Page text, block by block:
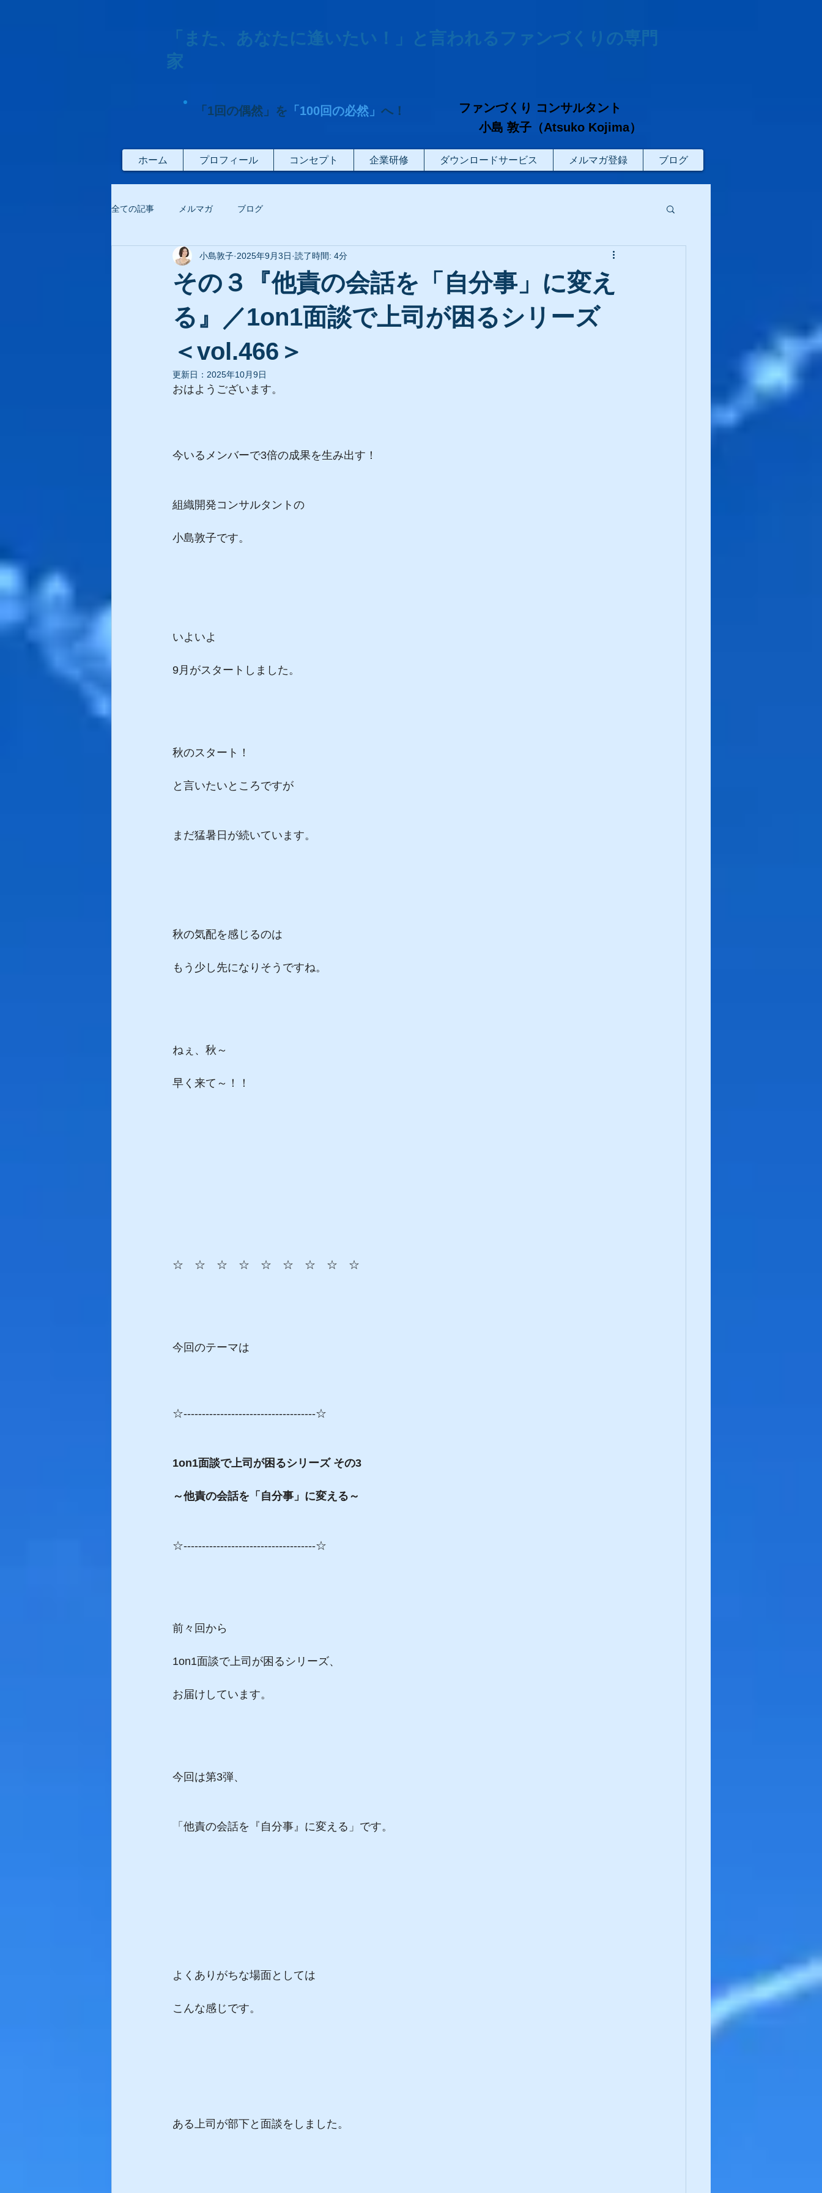
「また、あなたに逢いたい！」と言われるファンづくりの専門
家
「1回の偶然」を 「100回の必然」 へ！
ファンづくり コンサルタント
小島 敦子（Atsuko Kojima）
ホーム プロフィール コンセプト 企業研修 ダウンロードサービス メルマガ登録 ブログ
全ての記事 メルマガ ブログ
その３『他責の会話を「自分事」に変え
る』／1on1面談で上司が困るシリーズ
＜vol.466＞
小島敦子 2025年9月3日 読了時間: 4分
更新日： 2025年10月9日
おはようございます。
今いるメンバーで3倍の成果を生み出す！
組織開発コンサルタントの
小島敦子です。
いよいよ
9月がスタートしました。
秋のスタート！
と言いたいところですが
まだ猛暑日が続いています。
秋の気配を感じるのは
もう少し先になりそうですね。
ねぇ、秋～
早く来て～！！
☆　☆　☆　☆　☆　☆　☆　☆　☆
今回のテーマは
☆------------------------------------☆
1on1面談で上司が困るシリーズ その3
～他責の会話を「自分事」に変える～
☆------------------------------------☆
前々回から
1on1面談で上司が困るシリーズ、
お届けしています。
今回は第3弾、
「他責の会話を『自分事』に変える」です。
よくありがちな場面としては
こんな感じです。
ある上司が部下と面談をしました。